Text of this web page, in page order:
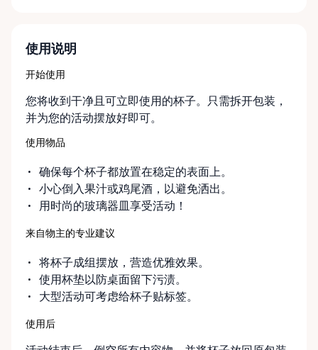
使用说明
开始使用
您将收到干净且可立即使用的杯子。只需拆开包装，
并为您的活动摆放好即可。
使用物品
确保每个杯子都放置在稳定的表面上。
小心倒入果汁或鸡尾酒，以避免洒出。
用时尚的玻璃器皿享受活动！
来自物主的专业建议
将杯子成组摆放，营造优雅效果。
使用杯垫以防桌面留下污渍。
大型活动可考虑给杯子贴标签。
使用后